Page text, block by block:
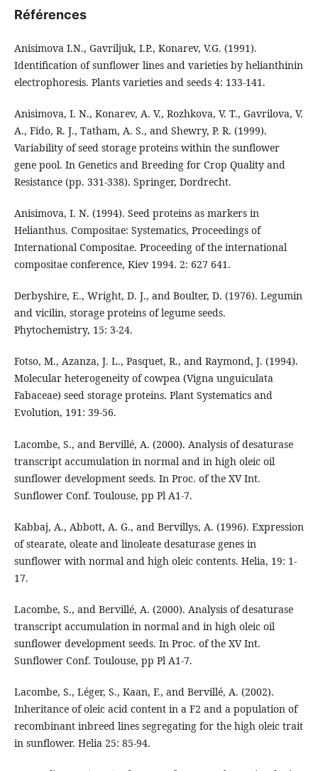
Références
Anisimova I.N., Gavriljuk, I.P., Konarev, V.G. (1991).
Identification of sunflower lines and varieties by helianthinin
electrophoresis. Plants varieties and seeds 4: 133-141.
Anisimova, I. N., Konarev, A. V., Rozhkova, V. T., Gavrilova, V.
A., Fido, R. J., Tatham, A. S., and Shewry, P. R. (1999).
Variability of seed storage proteins within the sunflower
gene pool. In Genetics and Breeding for Crop Quality and
Resistance (pp. 331-338). Springer, Dordrecht.
Anisimova, I. N. (1994). Seed proteins as markers in
Helianthus. Compositae: Systematics, Proceedings of
International Compositae. Proceeding of the international
compositae conference, Kiev 1994. 2: 627 641.
Derbyshire, E., Wright, D. J., and Boulter, D. (1976). Legumin
and vicilin, storage proteins of legume seeds.
Phytochemistry, 15: 3-24.
Fotso, M., Azanza, J. L., Pasquet, R., and Raymond, J. (1994).
Molecular heterogeneity of cowpea (Vigna unguiculata
Fabaceae) seed storage proteins. Plant Systematics and
Evolution, 191: 39-56.
Lacombe, S., and Bervillé, A. (2000). Analysis of desaturase
transcript accumulation in normal and in high oleic oil
sunflower development seeds. In Proc. of the XV Int.
Sunflower Conf. Toulouse, pp Pl A1-7.
Kabbaj, A., Abbott, A. G., and Bervillys, A. (1996). Expression
of stearate, oleate and linoleate desaturase genes in
sunﬂower with normal and high oleic contents. Helia, 19: 1-
17.
Lacombe, S., and Bervillé, A. (2000). Analysis of desaturase
transcript accumulation in normal and in high oleic oil
sunflower development seeds. In Proc. of the XV Int.
Sunflower Conf. Toulouse, pp Pl A1-7.
Lacombe, S., Léger, S., Kaan, F., and Bervillé, A. (2002).
Inheritance of oleic acid content in a F2 and a population of
recombinant inbreed lines segregating for the high oleic trait
in sunflower. Helia 25: 85-94.